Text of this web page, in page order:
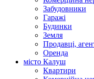
Забудовники
Гаражі
Будинки
Земля
Продавці,
Оренда
місто Калуш
Квартири